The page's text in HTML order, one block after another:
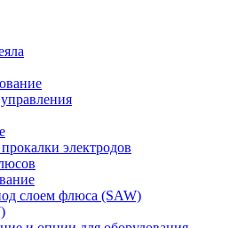
электродов
слоем флюса (SAW)